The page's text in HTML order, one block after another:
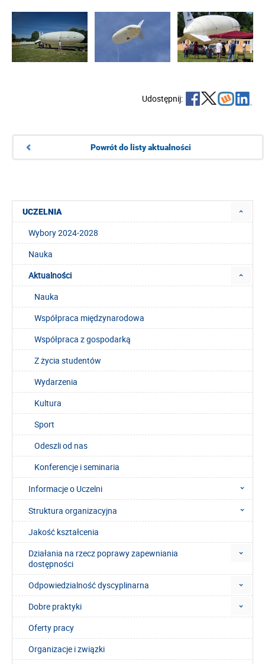
Udostępnij:
Powrót do listy aktualności
UCZELNIA
Wybory 2024-2028
Nauka
Aktualności
Nauka
Współpraca międzynarodowa
Współpraca z gospodarką
Z życia studentów
Wydarzenia
Kultura
Sport
Odeszli od nas
Konferencje i seminaria
Informacje o Uczelni
Struktura organizacyjna
Jakość kształcenia
Działania na rzecz poprawy zapewniania
dostępności
Odpowiedzialność dyscyplinarna
Dobre praktyki
Oferty pracy
Organizacje i związki